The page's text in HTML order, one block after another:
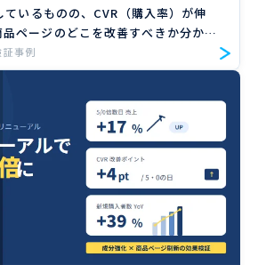
ているものの、CVR（購入率）が伸
ページのどこを改善すべきか分から
を持ったことはありませんか？ こ
支援実績が1,000社以上、広告運用
事例